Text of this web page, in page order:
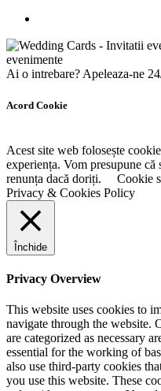
Ai o intrebare? Apeleaza-ne
Acord Cookie
Acest site web folosește
experiența. Vom presupune că
renunța dacă doriți.
Cookie
Privacy & Cookies Policy
Închide
Privacy Overview
This website uses cookies to
navigate through the website.
are categorized as necessary
essential for the working of
also use third-party cookies
you use this website. These